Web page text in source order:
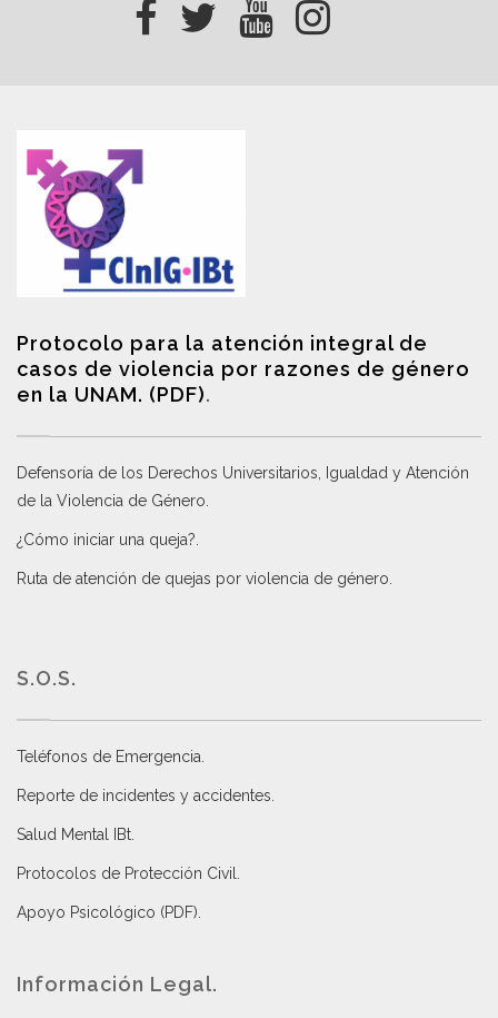
Protocolo para la atención integral de
casos de violencia por razones de género
en la UNAM. (PDF).
Defensoría de los Derechos Universitarios, Igualdad y Atención
de la Violencia de Género
¿Cómo iniciar una queja?
Ruta de atención de quejas por violencia de género
S.O.S.
Teléfonos de Emergencia.
Reporte de incidentes y accidentes
Salud Mental IBt
Protocolos de Protección Civil
Apoyo Psicológico (PDF)
Información Legal.